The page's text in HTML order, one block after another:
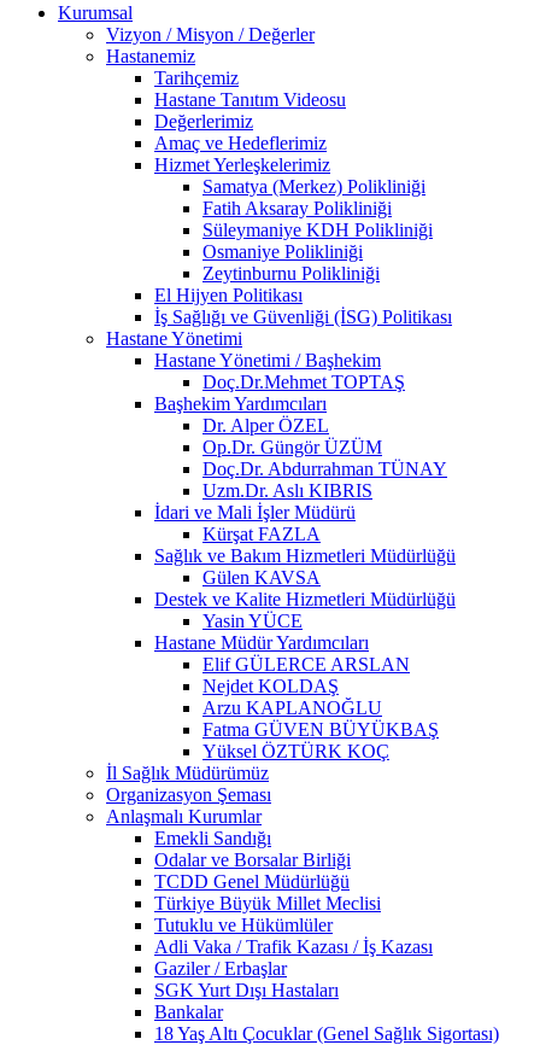
Kurumsal
Vizyon / Misyon / Değerler
Hastanemiz
Tarihçemiz
Hastane Tanıtım Videosu
Değerlerimiz
Amaç ve Hedeflerimiz
Hizmet Yerleşkelerimiz
Samatya (Merkez) Polikliniği
Fatih Aksaray Polikliniği
Süleymaniye KDH Polikliniği
Osmaniye Polikliniği
Zeytinburnu Polikliniği
El Hijyen Politikası
İş Sağlığı ve Güvenliği (İSG) Politikası
Hastane Yönetimi
Hastane Yönetimi / Başhekim
Doç.Dr.Mehmet TOPTAŞ
Başhekim Yardımcıları
Dr. Alper ÖZEL
Op.Dr. Güngör ÜZÜM
Doç.Dr. Abdurrahman TÜNAY
Uzm.Dr. Aslı KIBRIS
İdari ve Mali İşler Müdürü
Kürşat FAZLA
Sağlık ve Bakım Hizmetleri Müdürlüğü
Gülen KAVSA
Destek ve Kalite Hizmetleri Müdürlüğü
Yasin YÜCE
Hastane Müdür Yardımcıları
Elif GÜLERCE ARSLAN
Nejdet KOLDAŞ
Arzu KAPLANOĞLU
Fatma GÜVEN BÜYÜKBAŞ
Yüksel ÖZTÜRK KOÇ
İl Sağlık Müdürümüz
Organizasyon Şeması
Anlaşmalı Kurumlar
Emekli Sandığı
Odalar ve Borsalar Birliği
TCDD Genel Müdürlüğü
Türkiye Büyük Millet Meclisi
Tutuklu ve Hükümlüler
Adli Vaka / Trafik Kazası / İş Kazası
Gaziler / Erbaşlar
SGK Yurt Dışı Hastaları
Bankalar
18 Yaş Altı Çocuklar (Genel Sağlık Sigortası)